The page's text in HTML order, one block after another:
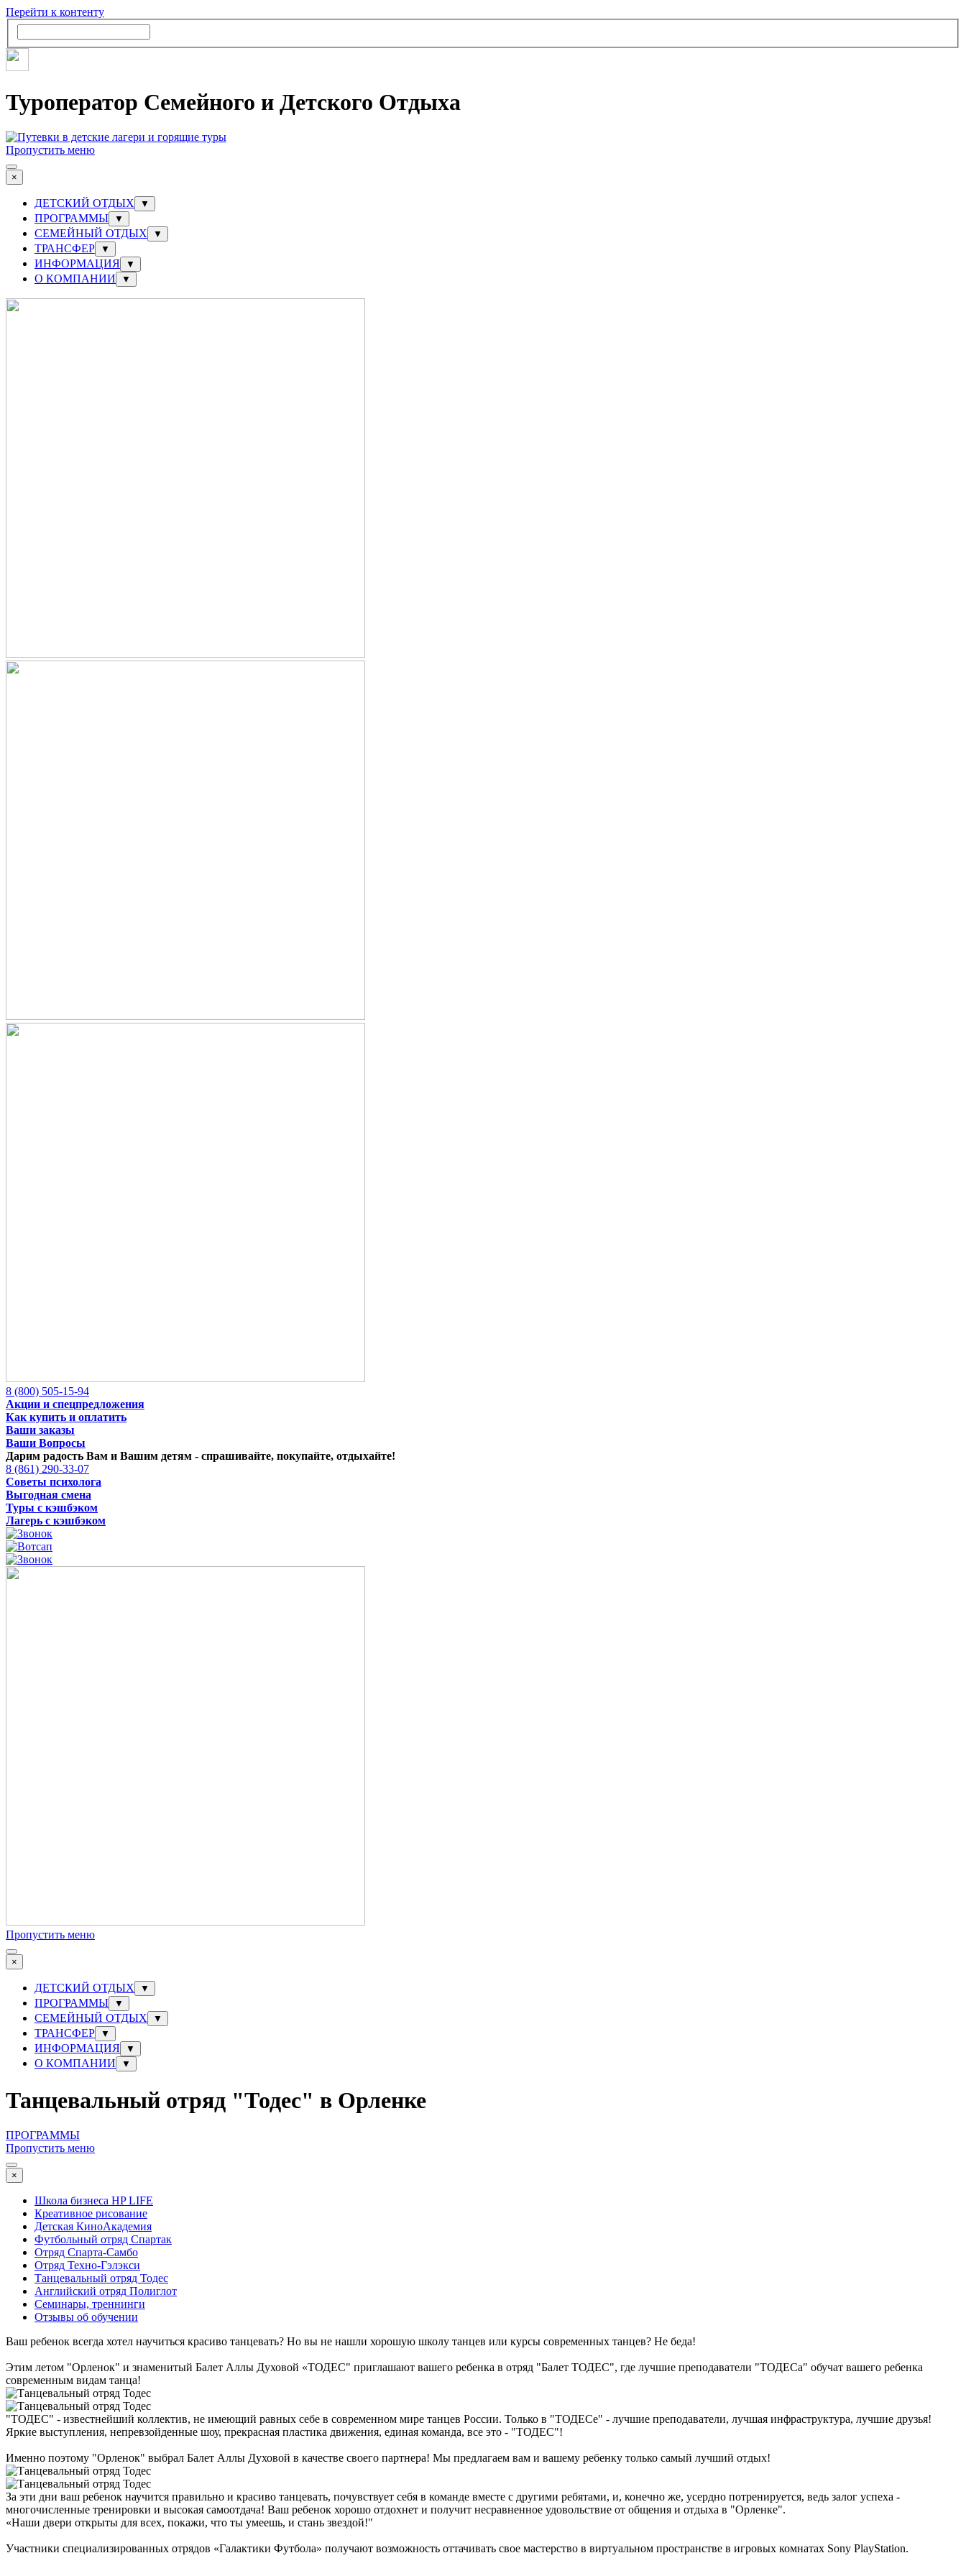
Перейти к контенту
Туроператор Семейного и Детского Отдыха
Пропустить меню
×
ДЕТСКИЙ ОТДЫХ ▼
ПРОГРАММЫ ▼
СЕМЕЙНЫЙ ОТДЫХ ▼
ТРАНСФЕР ▼
ИНФОРМАЦИЯ ▼
О КОМПАНИИ ▼
8 (800) 505-15-94
Акции и спецпредложения
Как купить и оплатить
Ваши заказы
Ваши Вопросы
Дарим радость Вам и Вашим детям - спрашивайте, покупайте, отдыхайте!
8 (861) 290-33-07
Советы психолога
Выгодная смена
Туры с кэшбэком
Лагерь с кэшбэком
Пропустить меню
×
ДЕТСКИЙ ОТДЫХ ▼
ПРОГРАММЫ ▼
СЕМЕЙНЫЙ ОТДЫХ ▼
ТРАНСФЕР ▼
ИНФОРМАЦИЯ ▼
О КОМПАНИИ ▼
Танцевальный отряд "Тодес" в Орленке
ПРОГРАММЫ
Пропустить меню
×
Школа бизнеса HP LIFE
Креативное рисование
Детская КиноАкадемия
Футбольный отряд Спартак
Отряд Спарта-Самбо
Отряд Техно-Гэлэкси
Танцевальный отряд Тодес
Английский отряд Полиглот
Семинары, треннинги
Отзывы об обучении
Ваш ребенок всегда хотел научиться красиво танцевать? Но вы не нашли хорошую школу танцев или курсы современных танцев? Не беда!
Этим летом "Орленок" и знаменитый Балет Аллы Духовой «ТОДЕС" приглашают вашего ребенка в отряд "Балет ТОДЕС", где лучшие преподаватели "ТОДЕСа" обучат вашего ребенка
современным видам танца!
"ТОДЕС" - известнейший коллектив, не имеющий равных себе в современном мире танцев России. Только в "ТОДЕСе" - лучшие преподаватели, лучшая инфраструктура, лучшие друзья!
Яркие выступления, непревзойденные шоу, прекрасная пластика движения, единая команда, все это - "ТОДЕС"!
Именно поэтому "Орленок" выбрал Балет Аллы Духовой в качестве своего партнера! Мы предлагаем вам и вашему ребенку только самый лучший отдых!
За эти дни ваш ребенок научится правильно и красиво танцевать, почувствует себя в команде вместе с другими ребятами, и, конечно же, усердно потренируется, ведь залог успеха -
многочисленные тренировки и высокая самоотдача! Ваш ребенок хорошо отдохнет и получит несравненное удовольствие от общения и отдыха в "Орленке".
«Наши двери открыты для всех, покажи, что ты умеешь, и стань звездой!"
Участники специализированных отрядов «Галактики Футбола» получают возможность оттачивать свое мастерство в виртуальном пространстве в игровых комнатах Sony PlayStation.